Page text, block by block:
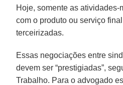
Hoje, somente as atividades-
com o produto ou serviço
terceirizadas.
Essas negociações entre
devem ser “prestigiadas”,
Trabalho. Para o advogado